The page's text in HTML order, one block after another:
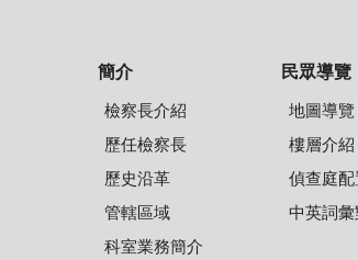
簡介
檢察長介紹
歷任檢察長
歷史沿革
管轄區域
科室業務簡介
民眾導覽
地圖導覽
樓層介紹
偵查庭配
中英詞